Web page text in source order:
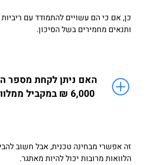
כן, אם כי הם עשויים להתמודד עם ריביות
ותנאים מחמירים בשל הסיכון.
האם ניתן לקחת מספר
6,000 ₪ במקביל ממלווים שונים?
זה אפשרי מבחינה טכנית, אבל חשוב
הלוואות מרובות יכול להיות מאתגר.